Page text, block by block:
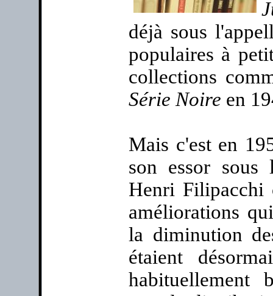
déjà sous
populaires à
collections
Série Noire en
Mais c'est en
son essor
Henri Filipacchi
améliorations
la diminution
étaient
habituellement